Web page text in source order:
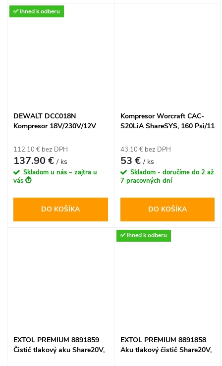
umývanie áut, bicyklov alebo
počkanie.
✅ Ihneď k odberu
DEWALT DCC018N
Kompresor 18V/230V/12V
112.10 € bez DPH
137.90 €/ ks
Skladom u nás – zajtra u
vás ⏱️
DO KOŠÍKA
Kompresor Worcraft CAC-
S20LiA ShareSYS, 160 Psi/11
autozásuvka
43.10 € bez DPH
53 €/ ks
Skladom - doručíme do 2 až
7 pracovných dní
DO KOŠÍKA
EXTOL PREMIUM 8891859
Čistič tlakový aku Share20V,
✅ Ihneď k odberu
EXTOL PREMIUM 8891858
Aku tlakový čistič Share20V,